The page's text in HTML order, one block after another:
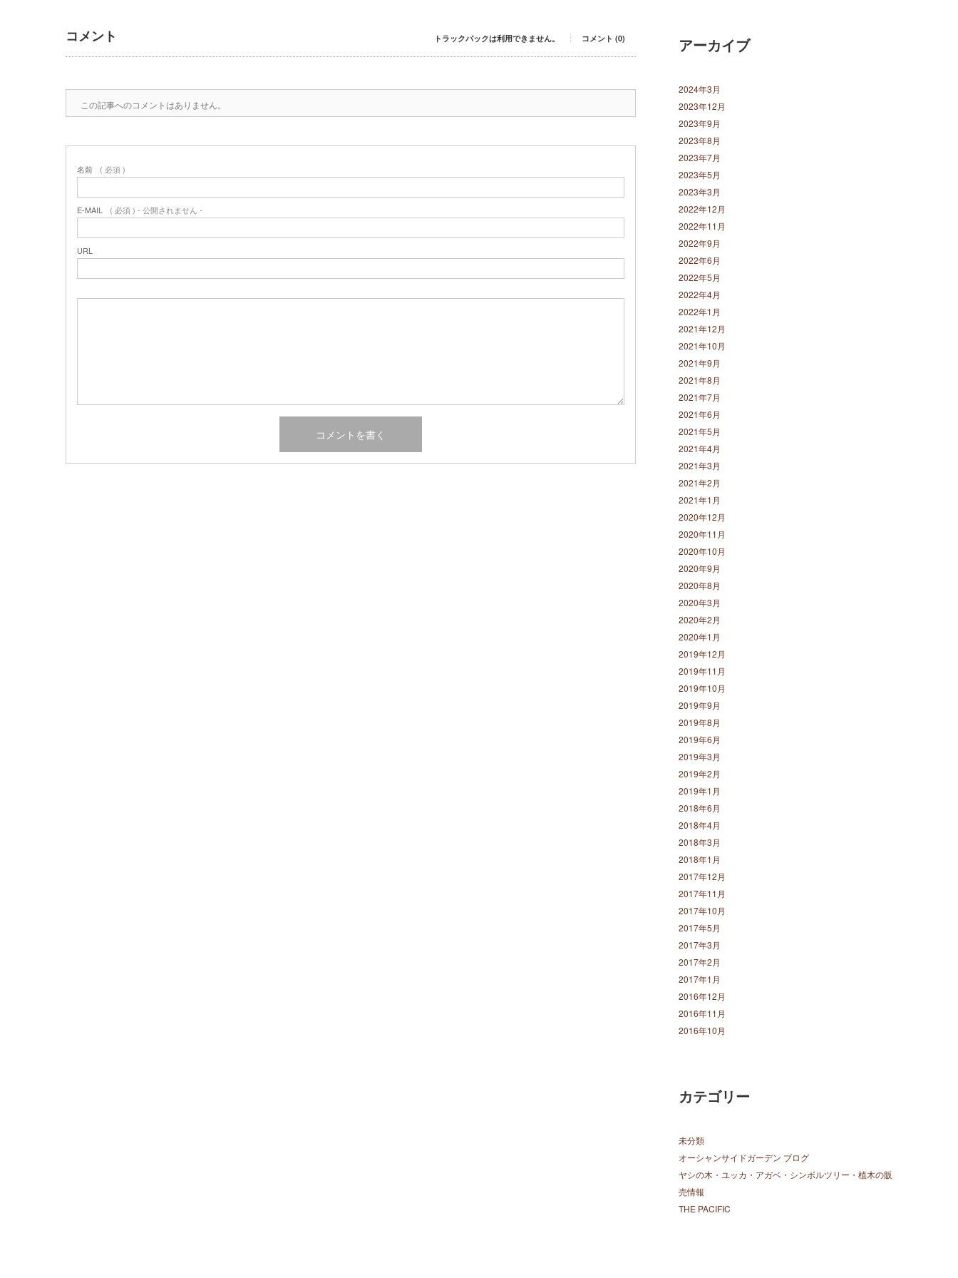
コメント トラックバックは利用できません。 コメント (0)
この記事へのコメントはありません。
名前 ( 必須 )
E-MAIL ( 必須 ) - 公開されません -
URL
アーカイブ
2024年3月
2023年12月
2023年9月
2023年8月
2023年7月
2023年5月
2023年3月
2022年12月
2022年11月
2022年9月
2022年6月
2022年5月
2022年4月
2022年1月
2021年12月
2021年10月
2021年9月
2021年8月
2021年7月
2021年6月
2021年5月
2021年4月
2021年3月
2021年2月
2021年1月
2020年12月
2020年11月
2020年10月
2020年9月
2020年8月
2020年3月
2020年2月
2020年1月
2019年12月
2019年11月
2019年10月
2019年9月
2019年8月
2019年6月
2019年3月
2019年2月
2019年1月
2018年6月
2018年4月
2018年3月
2018年1月
2017年12月
2017年11月
2017年10月
2017年5月
2017年3月
2017年2月
2017年1月
2016年12月
2016年11月
2016年10月
カテゴリー
未分類
オーシャンサイドガーデン ブログ
ヤシの木・ユッカ・アガベ・シンボルツリー・植木の販
売情報
THE PACIFIC